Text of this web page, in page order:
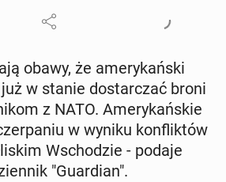
obawy, że ame­ry­kań­ski
w stanie do­star­czać broni
z NATO. Ame­ry­kań­skie
w wyniku kon­flik­tów
Wscho­dzie - podaje
"Gu­ar­dian".